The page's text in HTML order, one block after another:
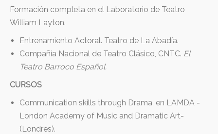
Formación completa en el Laboratorio de Teatro
William Layton.
Entrenamiento Actoral. Teatro de La Abadía.
Compañía Nacional de Teatro Clásico, CNTC. El
Teatro Barroco Español.
CURSOS
Communication skills through Drama, en LAMDA -
London Academy of Music and Dramatic Art-
(Londres).